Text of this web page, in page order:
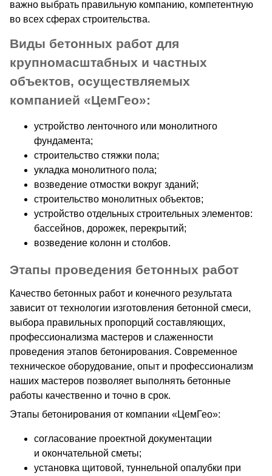
важно выбрать правильную компанию, компетентную
во всех сферах строительства.
Виды бетонных работ для
крупномасштабных и частных
объектов, осуществляемых
компанией «ЦемГео»:
устройство ленточного или монолитного
фундамента;
строительство стяжки пола;
укладка монолитного пола;
возведение отмостки вокруг зданий;
строительство монолитных объектов;
устройство отдельных строительных элементов:
бассейнов, дорожек, перекрытий;
возведение колонн и столбов.
Этапы проведения бетонных работ
Качество бетонных работ и конечного результата
зависит от технологии изготовления бетонной смеси,
выбора правильных пропорций составляющих,
профессионализма мастеров и слаженности
проведения этапов бетонирования. Современное
техническое оборудование, опыт и профессионализм
наших мастеров позволяет выполнять бетонные
работы качественно и точно в срок.
Этапы бетонирования от компании «ЦемГео»:
согласование проектной документации
и окончательной сметы;
установка щитовой, туннельной опалубки при